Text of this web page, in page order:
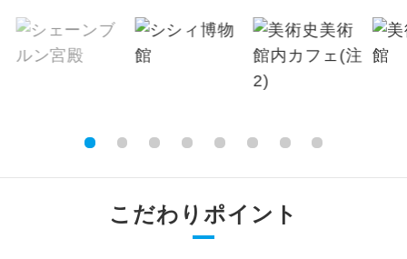
こだわりポイント
1名様催行
1名様から出発可能な個人型プランで
1名様1室利用でも追加料金がかからない